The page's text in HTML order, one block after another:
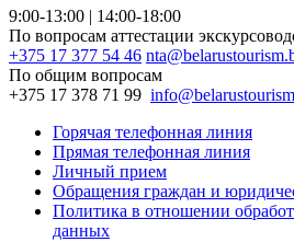
9:00-13:00 | 14:00-18:00
По вопросам аттестации
+375 17 377 54 46
По общим вопросам
+375 17 378 71 99
Горячая телефонная линия
Прямая телефонная линия
Личный прием
Обращения граждан и
Политика в отношении
данных